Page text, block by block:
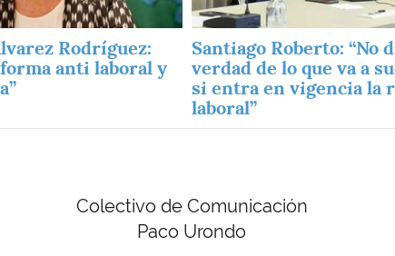
Rodríguez:
anti laboral y
Santiago Roberto: “No
verdad de lo que va a
si entra en vigencia la
laboral”
Colectivo de Comunicación
Paco Urondo